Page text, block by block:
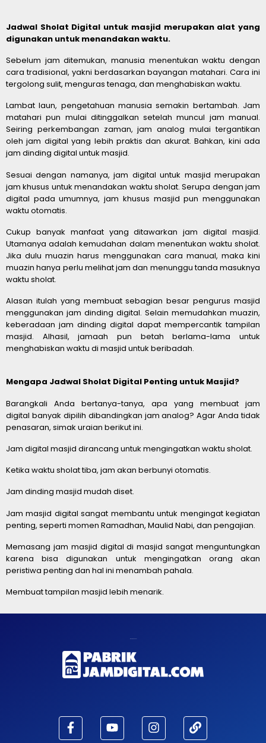
Jadwal Sholat Digital untuk masjid merupakan alat yang
digunakan untuk menandakan waktu.
Sebelum jam ditemukan, manusia menentukan waktu dengan
cara tradisional, yakni berdasarkan bayangan matahari. Cara ini
tergolong sulit, menguras tenaga, dan menghabiskan waktu.
Lambat laun, pengetahuan manusia semakin bertambah. Jam
matahari pun mulai ditinggalkan setelah muncul jam manual.
Seiring perkembangan zaman, jam analog mulai tergantikan
oleh jam digital yang lebih praktis dan akurat. Bahkan, kini ada
jam dinding digital untuk masjid.
Sesuai dengan namanya, jam digital untuk masjid merupakan
jam khusus untuk menandakan waktu sholat. Serupa dengan jam
digital pada umumnya, jam khusus masjid pun menggunakan
waktu otomatis.
Cukup banyak manfaat yang ditawarkan jam digital masjid.
Utamanya adalah kemudahan dalam menentukan waktu sholat.
Jika dulu muazin harus menggunakan cara manual, maka kini
muazin hanya perlu melihat jam dan menunggu tanda masuknya
waktu sholat.
Alasan itulah yang membuat sebagian besar pengurus masjid
menggunakan jam dinding digital. Selain memudahkan muazin,
keberadaan jam dinding digital dapat mempercantik tampilan
masjid. Alhasil, jamaah pun betah berlama-lama untuk
menghabiskan waktu di masjid untuk beribadah.
Mengapa Jadwal Sholat Digital Penting untuk Masjid?
Barangkali Anda bertanya-tanya, apa yang membuat jam
digital banyak dipilih dibandingkan jam analog? Agar Anda tidak
penasaran, simak uraian berikut ini.
Jam digital masjid dirancang untuk mengingatkan waktu sholat.
Ketika waktu sholat tiba, jam akan berbunyi otomatis.
Jam dinding masjid mudah diset.
Jam masjid digital sangat membantu untuk mengingat kegiatan
penting, seperti momen Ramadhan, Maulid Nabi, dan pengajian.
Memasang jam masjid digital di masjid sangat menguntungkan
karena bisa digunakan untuk mengingatkan orang akan
peristiwa penting dan hal ini menambah pahala.
Membuat tampilan masjid lebih menarik.